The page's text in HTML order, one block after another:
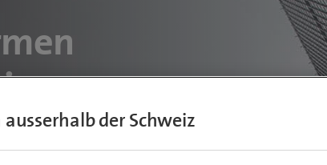
der Schweiz